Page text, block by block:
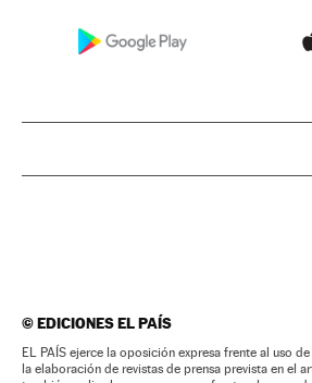
©EDICIONES EL PAÍS
EL PAÍS ejerce la oposición expresa frente al uso
la elaboración de revistas de prensa prevista en el